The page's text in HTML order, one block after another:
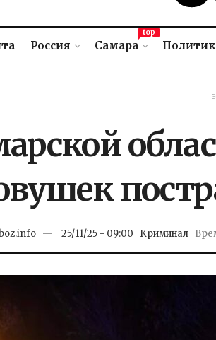
Россия Самара
top
25/11/25 - 09:00 Криминал